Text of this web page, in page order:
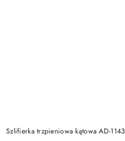
Szlifierka trzpieniowa kątowa AD-1143